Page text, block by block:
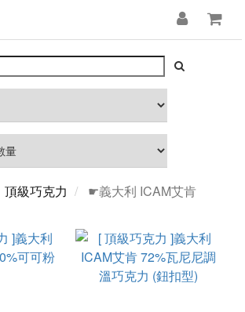
頂級巧克力 ☛義大利 ICAM艾肯